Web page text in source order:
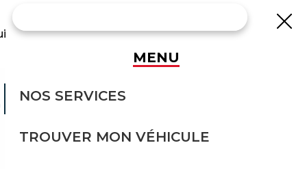
MENU
NOS SERVICES
TROUVER MON VÉHICULE